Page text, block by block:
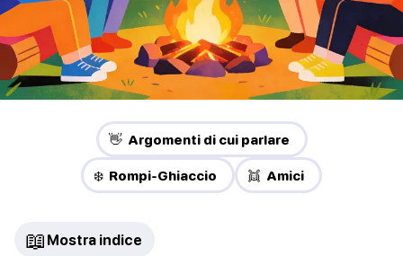
👋 Argomenti di cui parlare
❄️ Rompi-Ghiaccio 👯 Amici
📖 Mostra indice